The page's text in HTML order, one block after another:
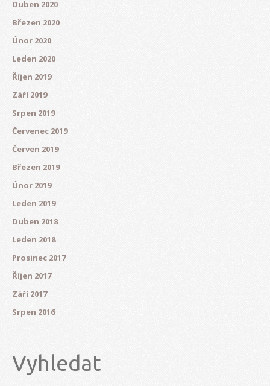
Duben 2020
Březen 2020
Únor 2020
Leden 2020
Říjen 2019
Září 2019
Srpen 2019
Červenec 2019
Červen 2019
Březen 2019
Únor 2019
Leden 2019
Duben 2018
Leden 2018
Prosinec 2017
Říjen 2017
Září 2017
Srpen 2016
Vyhledat